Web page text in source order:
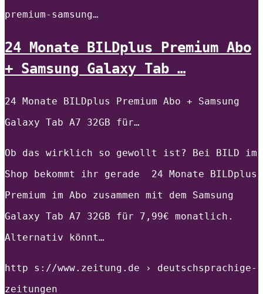
premium-samsung…
24 Monate BILDplus Premium Abo
+ Samsung Galaxy Tab …
24 Monate BILDplus Premium Abo + Samsung
Galaxy Tab A7 32GB für…
Ob das wirklich so gewollt ist? Bei BILD im
Shop bekommt ihr gerade 24 Monate BILDplus
Premium im Abo zusammen mit dem Samsung
Galaxy Tab A7 32GB für 7,99€ monatlich.
Alternativ könnt…
http s://www.zeitung.de › deutschsprachige-
zeitungen